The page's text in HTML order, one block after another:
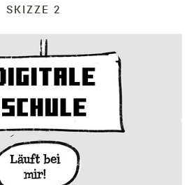
SKIZZE 2